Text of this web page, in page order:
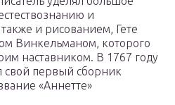
и
и рисованием, Гете
Винкельманом, которого
наставником. В 1767 году
свой первый сборник
«Аннетте»